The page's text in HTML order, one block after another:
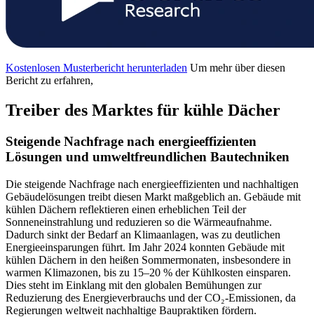
Kostenlosen Musterbericht herunterladen Um mehr über diesen
Bericht zu erfahren,
Treiber des Marktes für kühle Dächer
Steigende Nachfrage nach energieeffizienten
Lösungen und umweltfreundlichen Bautechniken
Die steigende Nachfrage nach energieeffizienten und nachhaltigen
Gebäudelösungen treibt diesen Markt maßgeblich an. Gebäude mit
kühlen Dächern reflektieren einen erheblichen Teil der
Sonneneinstrahlung und reduzieren so die Wärmeaufnahme.
Dadurch sinkt der Bedarf an Klimaanlagen, was zu deutlichen
Energieeinsparungen führt. Im Jahr 2024 konnten Gebäude mit
kühlen Dächern in den heißen Sommermonaten, insbesondere in
warmen Klimazonen, bis zu 15–20 % der Kühlkosten einsparen.
Dies steht im Einklang mit den globalen Bemühungen zur
Reduzierung des Energieverbrauchs und der CO₂-Emissionen, da
Regierungen weltweit nachhaltige Baupraktiken fördern.